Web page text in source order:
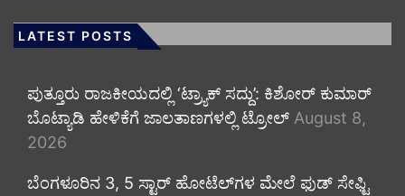
LATEST POSTS
ಪುತ್ತೂರು ರಾಜಕೀಯದಲ್ಲಿ ‘ಟ್ರ್ಯಾಕ್ ಸದ್ದು’: ಕಿಶೋರ್ ಕುಮಾರ್
ಬೊಟ್ಯಾಡಿ ಹೇಳಿಕೆಗೆ ಜಾಲತಾಣಗಳಲ್ಲಿ ಟ್ರೋಲ್ August 8,
2026
​ಬೆಂಗಳೂರಿನ 3, 5 ಸ್ಟಾರ್ ಹೋಟೆಲ್‌ಗಳ ಮೇಲೆ ಫುಡ್ ಸೇಫ್ಟಿ